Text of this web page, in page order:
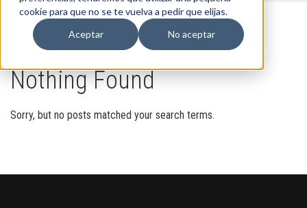
cookie para que no se te vuelva a pedir que elijas.
Aceptar
No aceptar
Nothing Found
Sorry, but no posts matched your search terms.